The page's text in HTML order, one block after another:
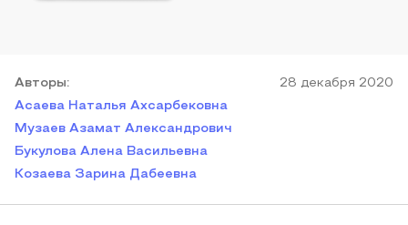
Авторы:
Асаева Наталья Ахсарбековна
Музаев Азамат Александрович
Букулова Алена Васильевна
Козаева Зарина Дабеевна
28 декабря 2020